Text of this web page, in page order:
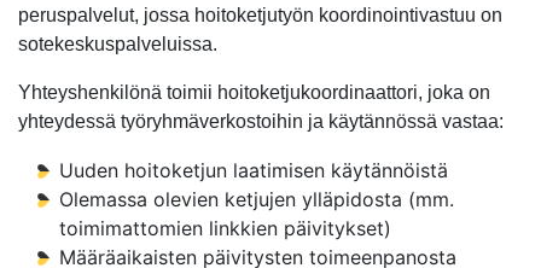
peruspalvelut, jossa hoitoketjutyön koordinointivastuu on
sotekeskuspalveluissa.
Yhteyshenkilönä toimii hoitoketjukoordinaattori, joka on
yhteydessä työryhmäverkostoihin ja käytännössä vastaa:
Uuden hoitoketjun laatimisen käytännöistä
Olemassa olevien ketjujen ylläpidosta (mm.
toimimattomien linkkien päivitykset)
Määräaikaisten päivitysten toimeenpanosta